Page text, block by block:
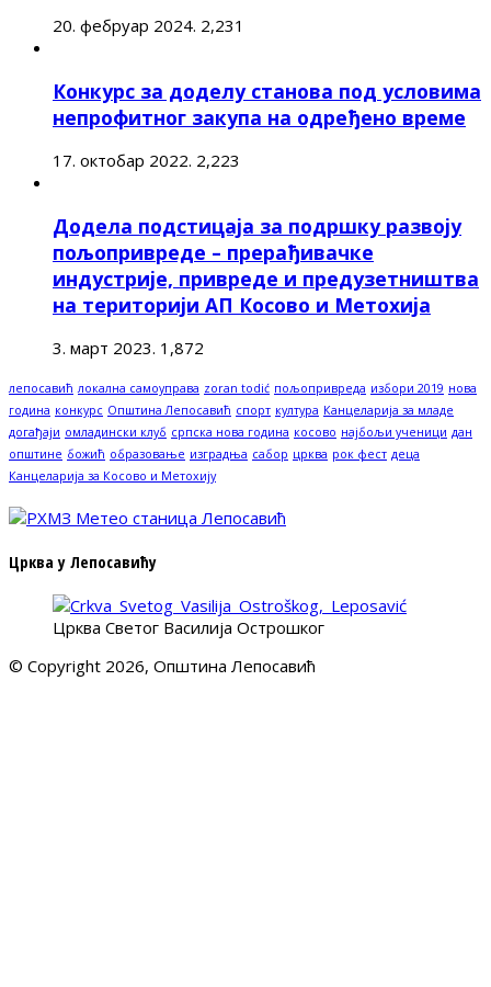
20. фебруар 2024. 2,231
Конкурс за доделу станова под условима
непрофитног закупа на одређено време
17. октобар 2022. 2,223
Додела подстицаја за подршку развоју
пољопривреде – прерађивачке
индустрије, привреде и предузетништва
на територији АП Косово и Метохија
3. март 2023. 1,872
лепосавић локална самоуправа zoran todić пољопривреда избори 2019 нова
година конкурс Општина Лепосавић спорт култура Канцеларија за младе
догађаји омладински клуб српска нова година косово најбољи ученици дан
општине божић образовање изградња сабор црква рок фест деца
Канцеларија за Косово и Метохију
Црква у Лепосавићу
Црква Светог Василија Острошког
© Copyright 2026, Општина Лепосавић